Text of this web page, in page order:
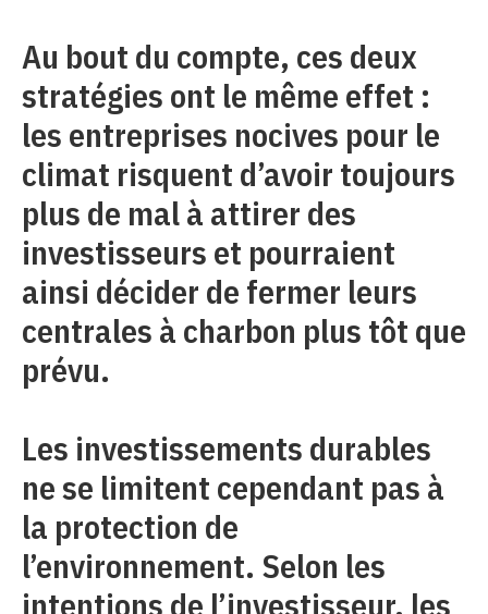
Au bout du compte, ces deux
stratégies ont le même effet :
les entreprises nocives pour le
climat risquent d’avoir toujours
plus de mal à attirer des
investisseurs et pourraient
ainsi décider de fermer leurs
centrales à charbon plus tôt que
prévu.
Les investissements durables
ne se limitent cependant pas à
la protection de
l’environnement. Selon les
intentions de l’investisseur, les